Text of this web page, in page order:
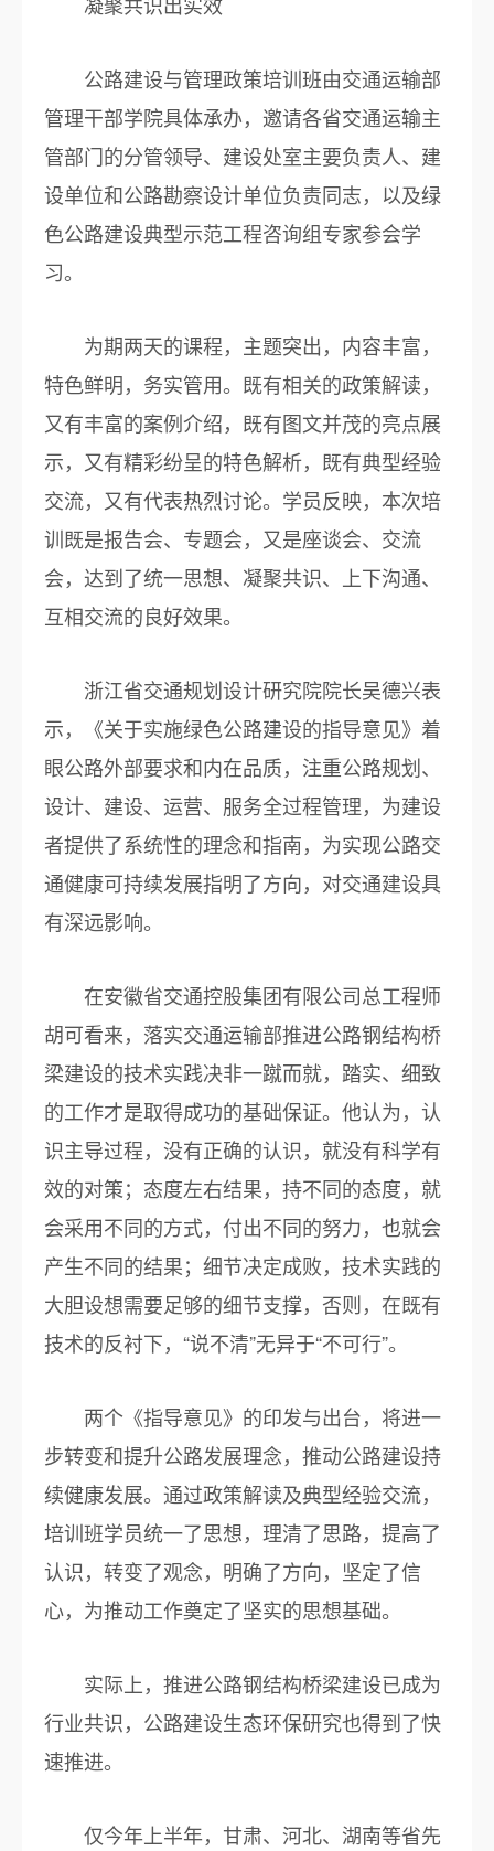
公路建设与管理政策培训班由交通运输部
管理干部学院具体承办，邀请各省交通运输主
管部门的分管领导、建设处室主要负责人、建
设单位和公路勘察设计单位负责同志，以及绿
色公路建设典型示范工程咨询组专家参会学
习。
为期两天的课程，主题突出，内容丰富，
特色鲜明，务实管用。既有相关的政策解读，
又有丰富的案例介绍，既有图文并茂的亮点展
示，又有精彩纷呈的特色解析，既有典型经验
交流，又有代表热烈讨论。学员反映，本次培
训既是报告会、专题会，又是座谈会、交流
会，达到了统一思想、凝聚共识、上下沟通、
互相交流的良好效果。
浙江省交通规划设计研究院院长吴德兴表
示，《关于实施绿色公路建设的指导意见》着
眼公路外部要求和内在品质，注重公路规划、
设计、建设、运营、服务全过程管理，为建设
者提供了系统性的理念和指南，为实现公路交
通健康可持续发展指明了方向，对交通建设具
有深远影响。
在安徽省交通控股集团有限公司总工程师
胡可看来，落实交通运输部推进公路钢结构桥
梁建设的技术实践决非一蹴而就，踏实、细致
的工作才是取得成功的基础保证。他认为，认
识主导过程，没有正确的认识，就没有科学有
效的对策；态度左右结果，持不同的态度，就
会采用不同的方式，付出不同的努力，也就会
产生不同的结果；细节决定成败，技术实践的
大胆设想需要足够的细节支撑，否则，在既有
技术的反衬下，“说不清”无异于“不可行”。
两个《指导意见》的印发与出台，将进一
步转变和提升公路发展理念，推动公路建设持
续健康发展。通过政策解读及典型经验交流，
培训班学员统一了思想，理清了思路，提高了
认识，转变了观念，明确了方向，坚定了信
心，为推动工作奠定了坚实的思想基础。
实际上，推进公路钢结构桥梁建设已成为
行业共识，公路建设生态环保研究也得到了快
速推进。
仅今年上半年，甘肃、河北、湖南等省先